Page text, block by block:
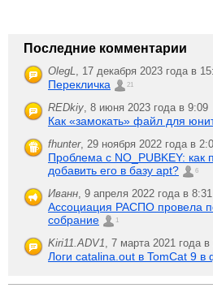
Последние комментарии
OlegL, 17 декабря 2023 года в
Перекличка 21
REDkiy, 8 июня 2023 года в
Как «замокать» файл для
fhunter, 29 ноября 2022 года в
Проблема с NO_PUBKEY: как
добавить его в базу apt?
6
Иванн, 9 апреля 2022 года в
Ассоциация РАСПО провела
собрание
1
Kiri11.ADV1, 7 марта 2021 года
Логи catalina.out в TomCat 9 в